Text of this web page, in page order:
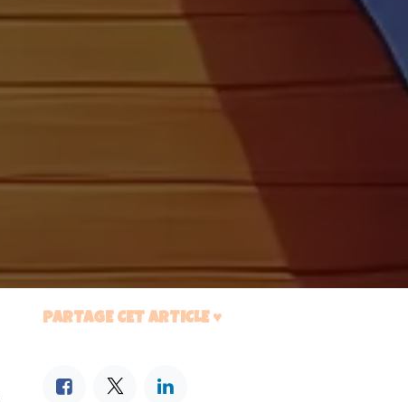
PARTAGE CET ARTICLE ♥